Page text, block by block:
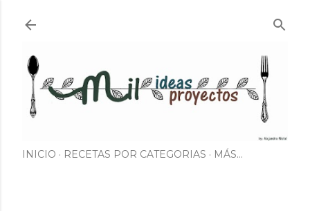
INICIO RECETAS POR CATEGORIAS MÁS…